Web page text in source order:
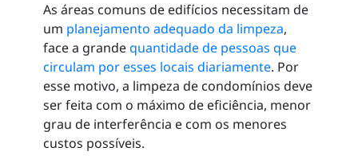
As áreas comuns de edifícios necessitam de
um planejamento adequado da limpeza,
face a grandequantidade de pessoas que
circulam por esses locais diariamente. Por
esse motivo, a limpeza de condomínios deve
ser feita com o máximo de eficiência, menor
grau de interferência e com os menores
custos possíveis.